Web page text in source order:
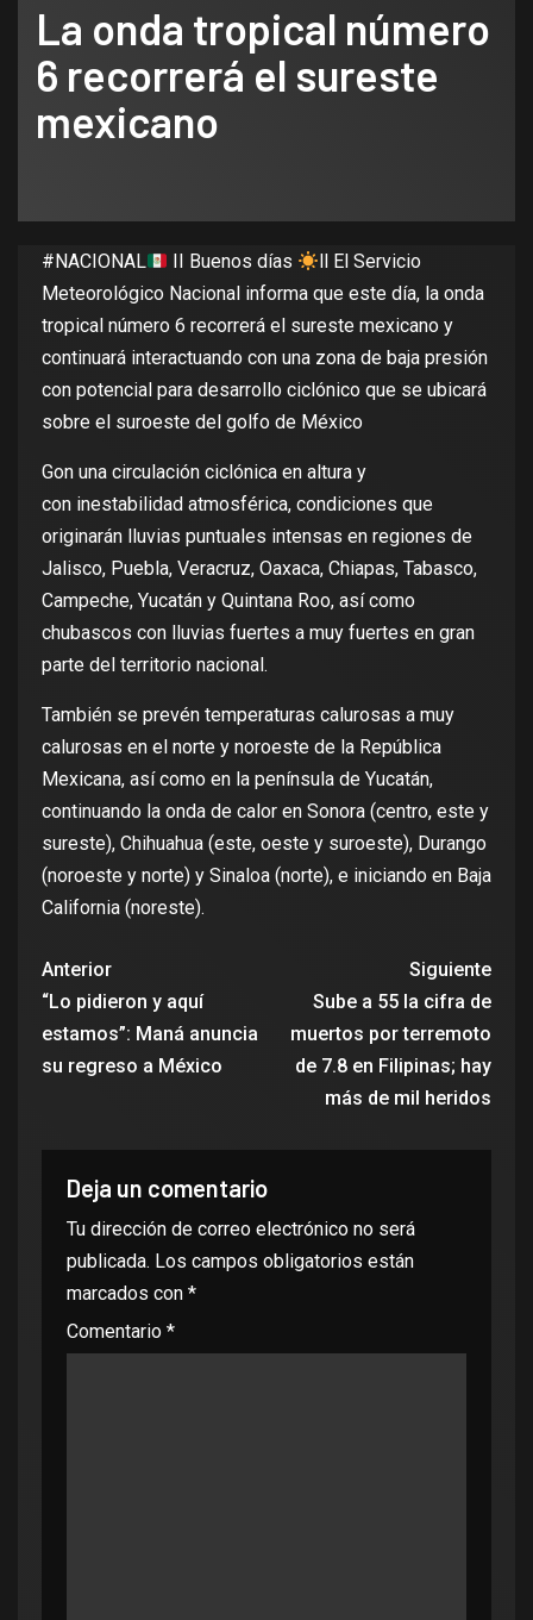
La onda tropical número
6 recorrerá el sureste
mexicano
#NACIONAL II Buenos días
ll El Servicio
Meteorológico Nacional informa que este día, la onda
tropical número 6 recorrerá el sureste mexicano y
continuará interactuando con una zona de baja presión
con potencial para desarrollo ciclónico que se ubicará
sobre el suroeste del golfo de México
Gon una circulación ciclónica en altura y
con inestabilidad atmosférica, condiciones que
originarán lluvias puntuales intensas en regiones de
Jalisco, Puebla, Veracruz, Oaxaca, Chiapas, Tabasco,
Campeche, Yucatán y Quintana Roo, así como
chubascos con lluvias fuertes a muy fuertes en gran
parte del territorio nacional.
También se prevén temperaturas calurosas a muy
calurosas en el norte y noroeste de la República
Mexicana, así como en la península de Yucatán,
continuando la onda de calor en Sonora (centro, este y
sureste), Chihuahua (este, oeste y suroeste), Durango
(noroeste y norte) y Sinaloa (norte), e iniciando en Baja
California (noreste).
Anterior
“Lo pidieron y aquí
estamos”: Maná anuncia
su regreso a México
Siguiente
Sube a 55 la cifra de
muertos por terremoto
de 7.8 en Filipinas; hay
más de mil heridos
Deja un comentario
Tu dirección de correo electrónico no será
publicada. Los campos obligatorios están
marcados con *
Comentario *